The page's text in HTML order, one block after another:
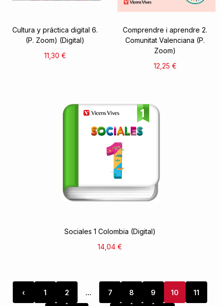
Cultura y práctica digital 6.
(P. Zoom) (Digital)
11,30 €
Comprendre i aprendre 2.
Comunitat Valenciana (P.
Zoom)
12,25 €
Sociales 1 Colombia (Digital)
14,04 €
‹ 1 2 ... 7 8 9 10 11